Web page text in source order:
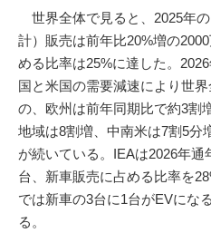
世界全体で見ると、2025年
計）販売は前年比20%増の
める比率は25%に達した。
国と米国の需要減速により世
の、欧州は前年同期比で約3割
地域は8割増、中南米は7割5分
が続いている。IEAは2026年
台、新車販売に占める比率を
では新車の3台に1台がEVにな
る。